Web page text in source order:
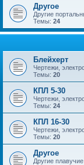
Другое
Другие
Темы: 24
Блейхерт
Чертежи,
Темы: 20
КПЛ 5-30
Чертежи,
Темы: 24
КПЛ 16-30
Чертежи,
Темы: 20
Другое
Другие